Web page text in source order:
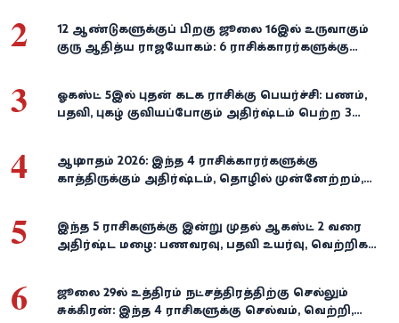
2
12 ஆண்டுகளுக்குப் பிறகு ஜூலை 16இல் உருவாகும்
குரு ஆதித்ய ராஜயோகம்: 6 ராசிக்காரர்களுக்கு
3
ஓகஸ்ட் 5இல் புதன் கடக ராசிக்கு பெயர்ச்சி: பணம்,
பதவி, புகழ் குவியப்போகும் அதிர்ஷ்டம் பெற்ற 3
4
ஆடி மாதம் 2026: இந்த 4 ராசிக்காரர்களுக்கு
காத்திருக்கும் அதிர்ஷ்டம், தொழில் முன்னேற்றம்,
5
இந்த 5 ராசிகளுக்கு இன்று முதல் ஆகஸ்ட் 2 வரை
அதிர்ஷ்ட மழை: பணவரவு, பதவி உயர்வு, வெற்றிகள்
6
ஜூலை 29-ல் உத்திரம் நட்சத்திரத்திற்கு செல்லும்
சுக்கிரன்: இந்த 4 ராசிகளுக்கு செல்வம், வெற்றி,